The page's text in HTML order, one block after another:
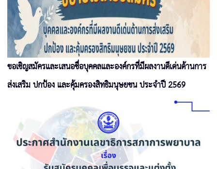
ขอเชิญสมัครและเสนอชื่อบุคคลและองค์กรที่มีผลงานดีเด่นด้านการ
ส่งเสริม ปกป้อง และคุ้มครองสิทธิมนุษยชน ประจำปี 2569